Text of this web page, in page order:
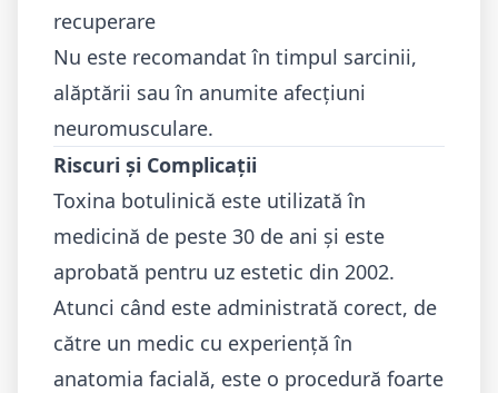
recuperare
Nu este recomandat în timpul sarcinii,
alăptării sau în anumite afecțiuni
neuromusculare.
Riscuri și Complicații
Toxina botulinică este utilizată în
medicină de peste 30 de ani și este
aprobată pentru uz estetic din 2002.
Atunci când este administrată corect, de
către un medic cu experiență în
anatomia facială, este o procedură foarte